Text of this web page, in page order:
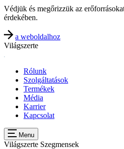
Védjük és megőrizzük az
érdekében.
a weboldalhoz
Világszerte
Rólunk
Szolgáltatások
Termékek
Média
Karrier
Kapcsolat
Menu
Világszerte Szegmensek